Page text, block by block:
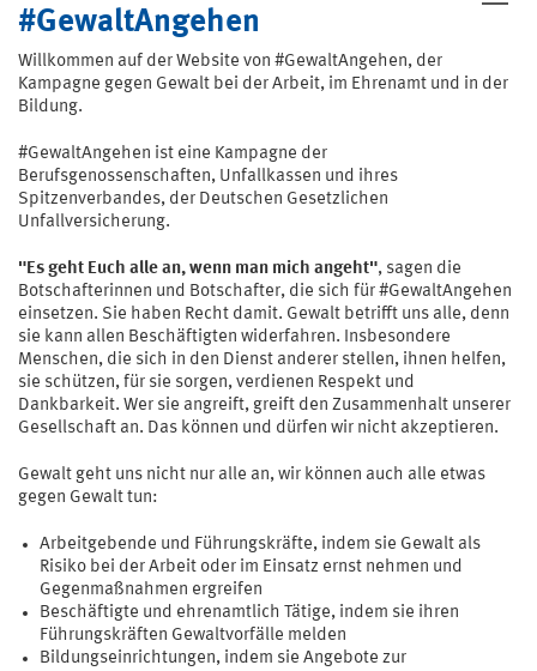
#GewaltAngehen
Willkommen auf der Website von #GewaltAngehen, der
Kampagne gegen Gewalt bei der Arbeit, im Ehrenamt und in der
Bildung.
#GewaltAngehen ist eine Kampagne der
Berufsgenossenschaften, Unfallkassen und ihres
Spitzenverbandes, der Deutschen Gesetzlichen
Unfallversicherung.
"Es geht Euch alle an, wenn man mich angeht", sagen die
Botschafterinnen und Botschafter, die sich für #GewaltAngehen
einsetzen. Sie haben Recht damit. Gewalt betrifft uns alle, denn
sie kann allen Beschäftigten widerfahren. Insbesondere
Menschen, die sich in den Dienst anderer stellen, ihnen helfen,
sie schützen, für sie sorgen, verdienen Respekt und
Dankbarkeit. Wer sie angreift, greift den Zusammenhalt unserer
Gesellschaft an. Das können und dürfen wir nicht akzeptieren.
Gewalt geht uns nicht nur alle an, wir können auch alle etwas
gegen Gewalt tun:
Arbeitgebende und Führungskräfte, indem sie Gewalt als
Risiko bei der Arbeit oder im Einsatz ernst nehmen und
Gegenmaßnahmen ergreifen
Beschäftigte und ehrenamtlich Tätige, indem sie ihren
Führungskräften Gewaltvorfälle melden
Bildungseinrichtungen, indem sie Angebote zur